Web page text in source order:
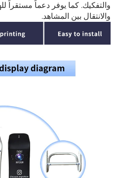
والتفكيك. كما يوفر دعماً مستقراً
والانتقال بين المشاهد.